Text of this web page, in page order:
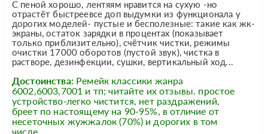
С пеной хорошо, лентяям нравится на сухую -но
отрастёт быстреевсе доп выдумки из функционала у
дорогих моделей- пустые и бесполезные: такие как жк-
экраны, остаток зарядки в процентах (показывает
только приблизительно), счётчик чистки, режимы
очистки 17000 оборотов (пустой звук), чистка в
растворе, дезинфекции, сушки, вертикальный ход...
Достоинства: Ремейк классики жанра
6002,6003,7001 и тп; читайте их отзывы. простое
устройство-легко чистится, нет раздражений,
бреет по настоящему на 90-95%, в отличие от
несеточных жужжалок (70%) и дорогих в том
числе....